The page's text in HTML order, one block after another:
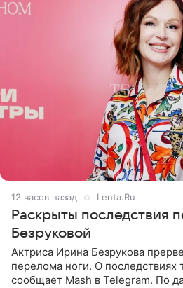
12 часов назад Lenta.Ru
Раскрыты последствия
Безруковой
Актриса Ирина Безрукова
перелома ноги. О последствиях
сообщает Mash в Telegram. По